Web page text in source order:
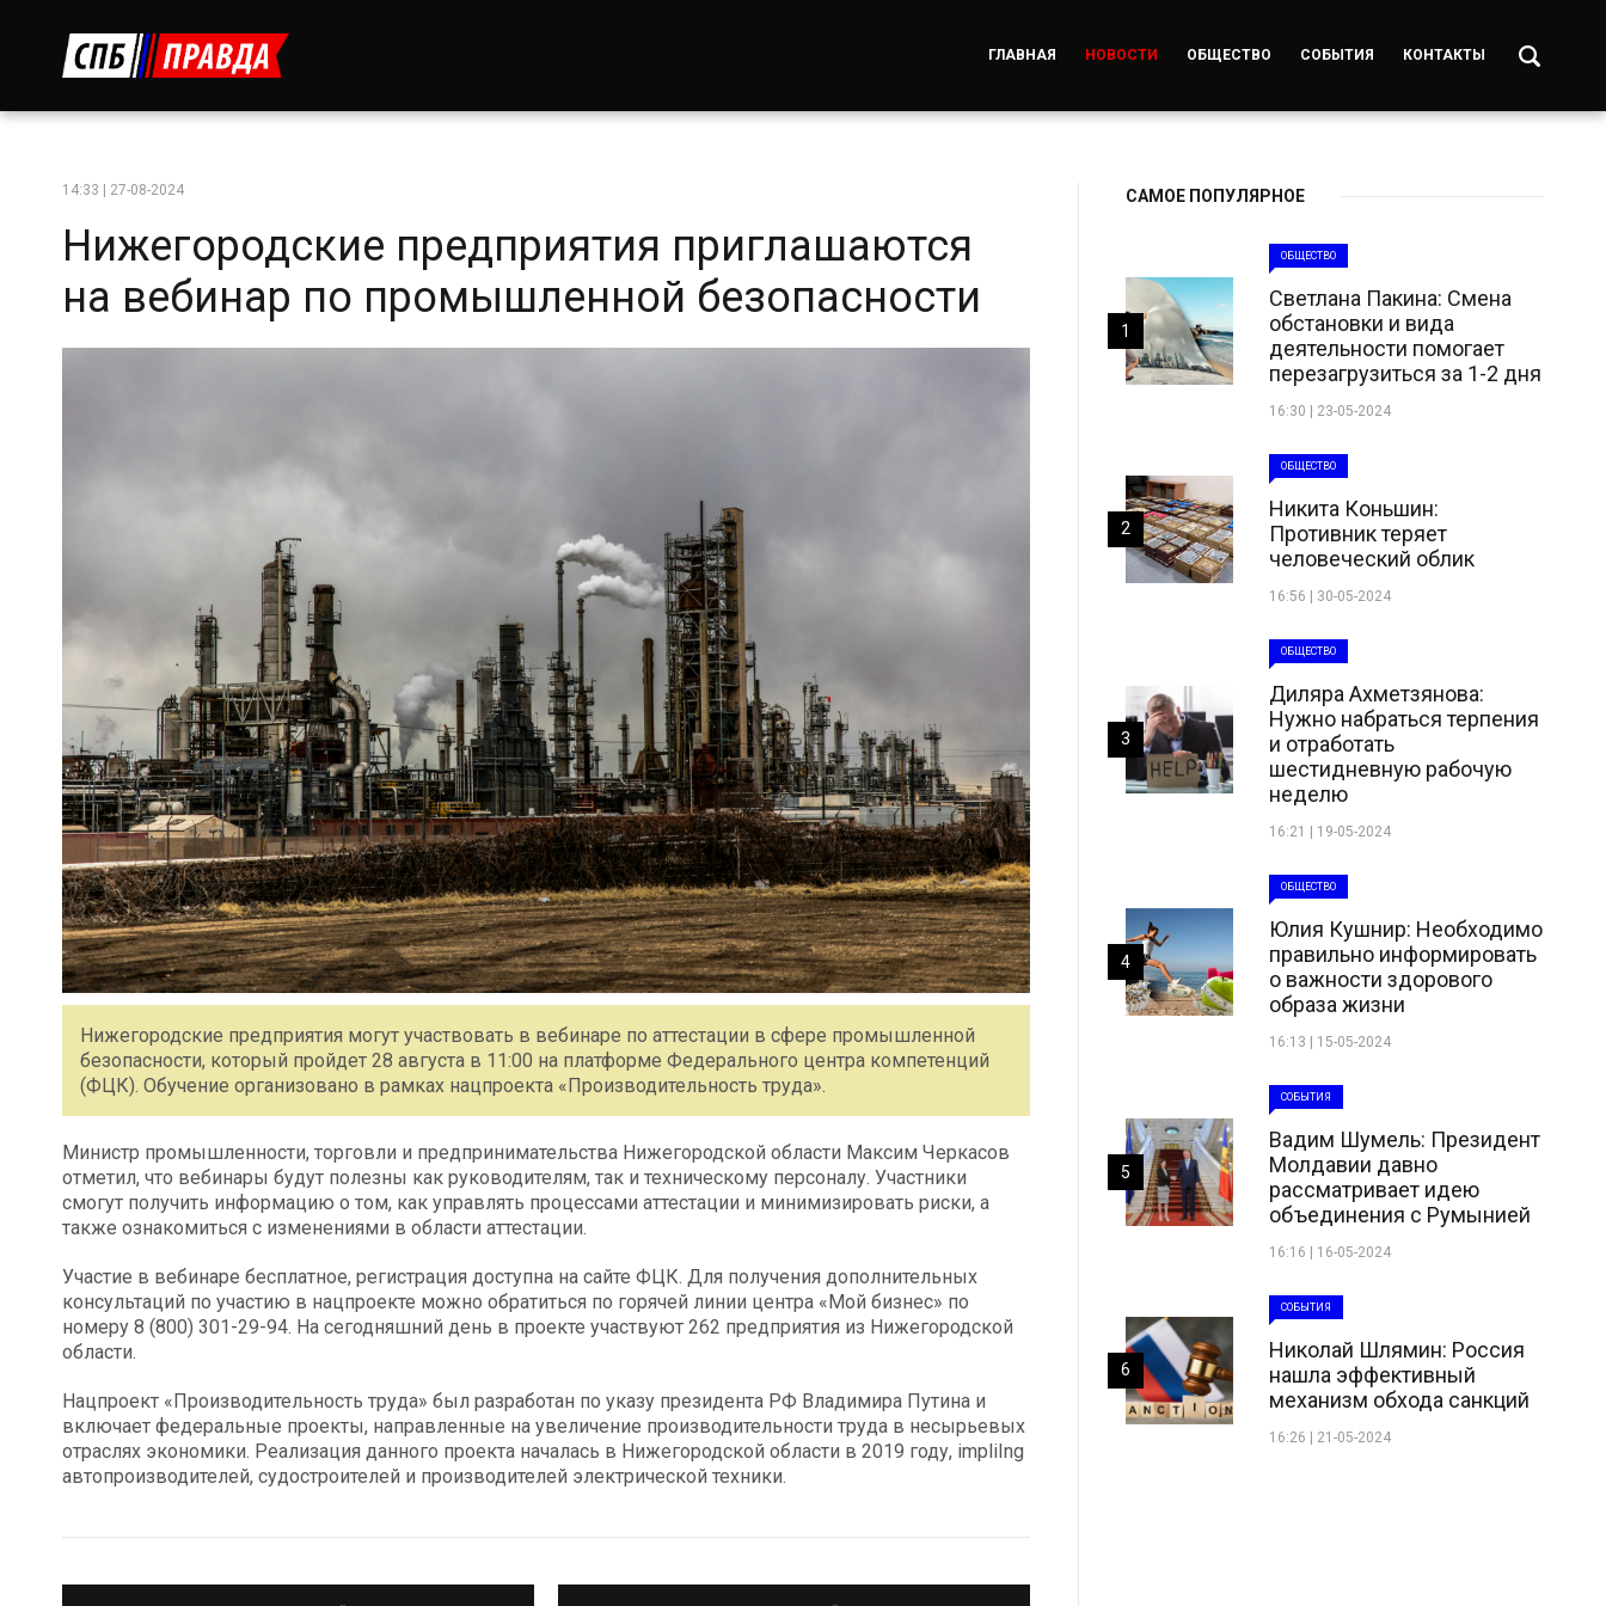
ГЛАВНАЯ НОВОСТИ ОБЩЕСТВО СОБЫТИЯ КОНТАКТЫ
14:33 | 27-08-2024
Нижегородские предприятия приглашаются
на вебинар по промышленной безопасности
Нижегородские предприятия могут участвовать в вебинаре по аттестации в сфере промышленной
безопасности, который пройдет 28 августа в 11:00 на платформе Федерального центра компетенций
(ФЦК). Обучение организовано в рамках нацпроекта «Производительность труда».
Министр промышленности, торговли и предпринимательства Нижегородской области Максим Черкасов
отметил, что вебинары будут полезны как руководителям, так и техническому персоналу. Участники
смогут получить информацию о том, как управлять процессами аттестации и минимизировать риски, а
также ознакомиться с изменениями в области аттестации.
Участие в вебинаре бесплатное, регистрация доступна на сайте ФЦК. Для получения дополнительных
консультаций по участию в нацпроекте можно обратиться по горячей линии центра «Мой бизнес» по
номеру 8 (800) 301-29-94. На сегодняшний день в проекте участвуют 262 предприятия из Нижегородской
области.
Нацпроект «Производительность труда» был разработан по указу президента РФ Владимира Путина и
включает федеральные проекты, направленные на увеличение производительности труда в несырьевых
отраслях экономики. Реализация данного проекта началась в Нижегородской области в 2019 году, impliIng
автопроизводителей, судостроителей и производителей электрической техники.
САМОЕ ПОПУЛЯРНОЕ
ОБЩЕСТВО
Светлана Пакина: Смена
обстановки и вида
деятельности помогает
перезагрузиться за 1-2 дня
16:30 | 23-05-2024
1
ОБЩЕСТВО
Никита Коньшин:
Противник теряет
человеческий облик
16:56 | 30-05-2024
2
ОБЩЕСТВО
Диляра Ахметзянова:
Нужно набраться терпения
и отработать
шестидневную рабочую
неделю
16:21 | 19-05-2024
3
ОБЩЕСТВО
Юлия Кушнир: Необходимо
правильно информировать
о важности здорового
образа жизни
16:13 | 15-05-2024
4
СОБЫТИЯ
Вадим Шумель: Президент
Молдавии давно
рассматривает идею
объединения с Румынией
16:16 | 16-05-2024
5
СОБЫТИЯ
Николай Шлямин: Россия
нашла эффективный
механизм обхода санкций
16:26 | 21-05-2024
6